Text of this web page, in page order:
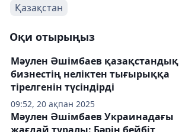
Қазақстан
Оқи отырыңыз
09:52, 20 ақпан 2025
Мәулен Әшімбаев қазақстандық
бизнестің неліктен тығырыққа
тірелгенін түсіндірді
Мәулен Әшімбаев Украинадағы
жағдай туралы: Бәрін бейбіт